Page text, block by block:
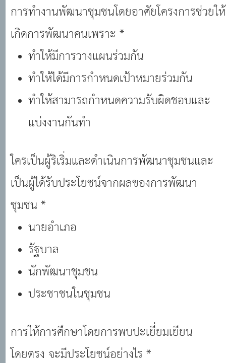
การทํางานพัฒนาชุมชนโดยอาศัยโครงการช่วยให้
เกิดการพัฒนาคนเพราะ *
ทําให้มีการวางแผนร่วมกัน
ทําให้ได้มีการกําหนดเป้าหมายร่วมกัน
ทําให้สามารถกําหนดความรับผิดชอบและ
แบ่งงานกันทํา
ใครเป็นผู้ริเริ่มและดําเนินการพัฒนาชุมชนและ
เป็นผู้ได้รับประโยชน์จากผลของการพัฒนา
ชุมชน *
นายอําเภอ
รัฐบาล
นักพัฒนาชุมชน
ประชาชนในชุมชน
การให้การศึกษาโดยการพบปะเยี่ยมเยียน
โดยตรง จะมีประโยชน์อย่างไร *